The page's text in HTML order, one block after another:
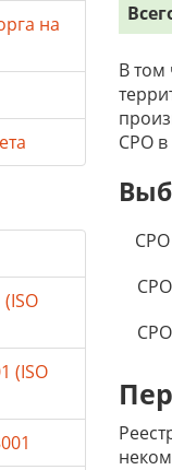
В том
СРО в
СРО
на
(ISO